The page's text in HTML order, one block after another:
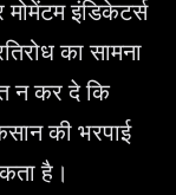
इंडिकेटर्स
का सामना
न कर दे कि
की भरपाई
है।